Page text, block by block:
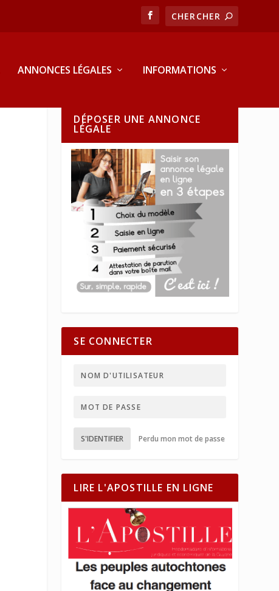
ANNONCES LÉGALES INFORMATIONS
DÉPOSER UNE ANNONCE
LÉGALE
SE CONNECTER
S'IDENTIFIER Perdu mon mot de passe
LIRE L'APOSTILLE EN LIGNE